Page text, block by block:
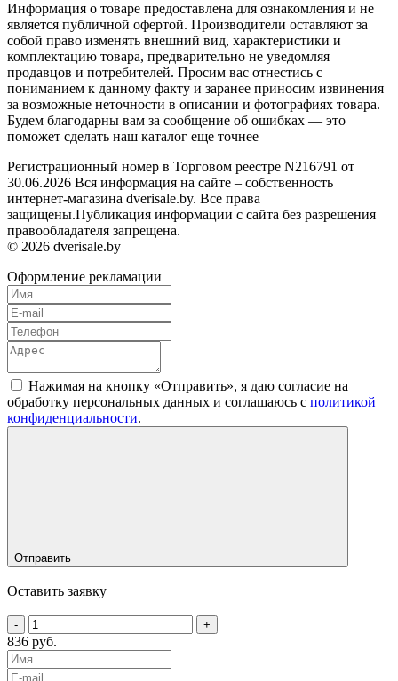
Информация о товаре предоставлена для ознакомления и не
является публичной офертой. Производители оставляют за
собой право изменять внешний вид, характеристики и
комплектацию товара, предварительно не уведомляя
продавцов и потребителей. Просим вас отнестись с
пониманием к данному факту и заранее приносим извинения
за возможные неточности в описании и фотографиях товара.
Будем благодарны вам за сообщение об ошибках — это
поможет сделать наш каталог еще точнее
Регистрационный номер в Торговом реестре N216791 от
30.06.2026 Вся информация на сайте – собственность
интернет-магазина dverisale.by. Все права
защищены.Публикация информации с сайта без разрешения
правообладателя запрещена.
© 2026 dverisale.by
Оформление рекламации
Нажимая на кнопку «Отправить», я даю согласие на
обработку персональных данных и соглашаюсь c политикой
конфиденциальности.
Отправить
Оставить заявку
- +
836 руб.